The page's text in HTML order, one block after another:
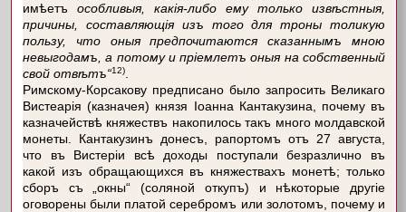
имѣетъ особливыя, какія-либо ему только извѣстныя,
причины, составляющія изъ того для троны толикую
пользу, что оныя предпочитаются сказаннымъ мною
невыгодамъ, а потому и пріемлетъ оныя на собственный
свой отвѣтъ“12)
Римскому-Корсакову предписано было запросить Великаго
Вистеарія (казначея) князя Іоанна Кантакузина, почему въ
казначействѣ княжествъ накопилось такъ много молдавской
монеты. Кантакузинъ донесъ, рапортомъ отъ 27 августа,
что въ Вистеріи всѣ доходы поступали безразлично въ
какой изъ обращающихся въ княжествахъ монетѣ; только
сборъ съ „окны“ (соляной откупъ) и нѣкоторые другіе
оговорены были платой серебромъ или золотомъ, почему и